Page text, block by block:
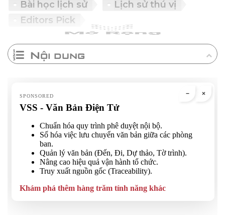
Bài học lịch sử
Lịch sử thú vị
Editors Pick
Nội dung